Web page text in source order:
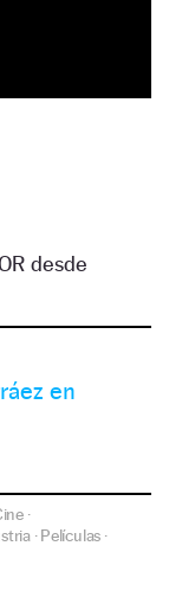
desde
en
·
·Películas ·